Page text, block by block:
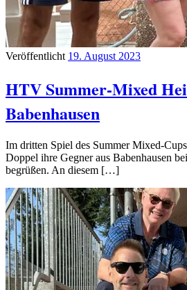
Veröffentlicht 19. August 2023
HTV Summer-Mixed
Babenhausen
Im dritten Spiel des Summer Mixed-
Doppel ihre Gegner aus Babenhausen
begrüßen. An diesem […]